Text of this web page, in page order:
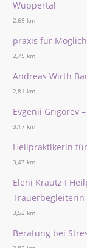
Wuppertal
2,69 km
praxis für
2,75 km
Andreas Wirth
2,81 km
Evgenii Grigorev
3,17 km
Heilpraktikerin
3,47 km
Eleni Krautz I
Trauerbegleiterin
3,52 km
Beratung bei